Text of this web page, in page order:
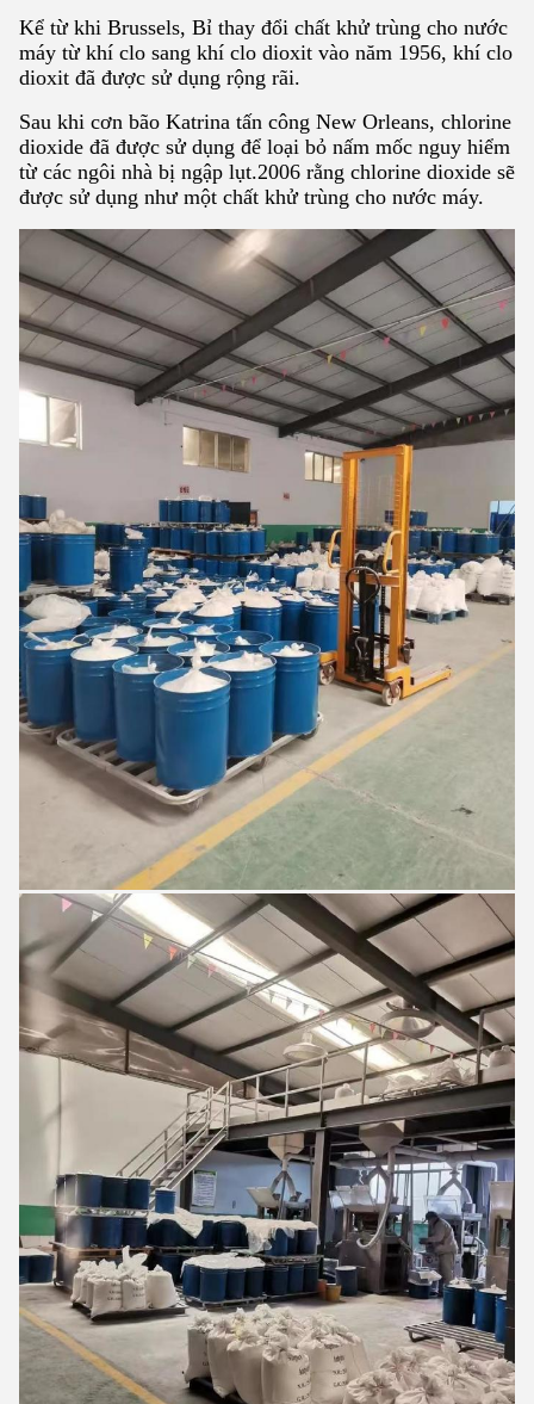
Kể từ khi Brussels, Bỉ thay đổi chất khử trùng cho nước
máy từ khí clo sang khí clo dioxit vào năm 1956, khí clo
dioxit đã được sử dụng rộng rãi.
Sau khi cơn bão Katrina tấn công New Orleans, chlorine
dioxide đã được sử dụng để loại bỏ nấm mốc nguy hiểm
từ các ngôi nhà bị ngập lụt.2006 rằng chlorine dioxide sẽ
được sử dụng như một chất khử trùng cho nước máy.